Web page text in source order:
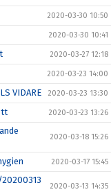
2020-03-30 10:50
2020-03-30 10:41
2020-03-27 12:18
2020-03-23 14:00
VIDARE 2020-03-23 13:30
2020-03-23 13:26
2020-03-18 15:26
2020-03-17 15:45
2020-03-13 14:35